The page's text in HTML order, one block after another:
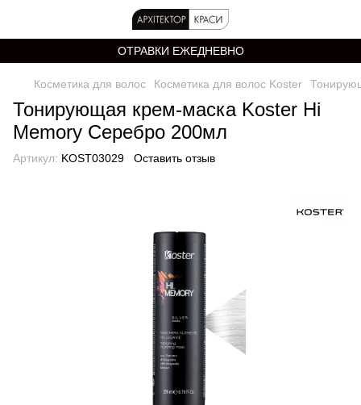
ОТРАВКИ ЕЖЕДНЕВНО
Косметика для волос Косметика для волос Koster
Тонирующая крем-маска Koster Hi
Memory Серебро 200мл
Артикул: KOST03029 Оставить отзыв